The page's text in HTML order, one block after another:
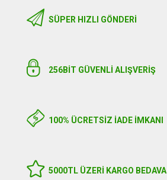
SÜPER HIZLI GÖNDERI
256BIT GÜVENLİ ALIŞVERİŞ
100% ÜCRETSİZ İADE İMKANI
5000TL ÜZERI KARGO BEDAVA